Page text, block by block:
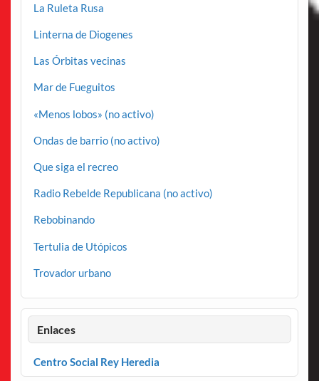
La Ruleta Rusa
Linterna de Diogenes
Las Órbitas vecinas
Mar de Fueguitos
«Menos lobos» (no activo)
Ondas de barrio (no activo)
Que siga el recreo
Radio Rebelde Republicana (no activo)
Rebobinando
Tertulia de Utópicos
Trovador urbano
Enlaces
Centro Social Rey Heredia